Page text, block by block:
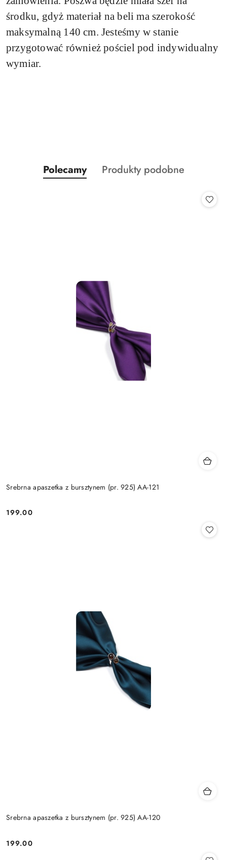
środku, gdyż materiał na beli ma szerokość
maksymalną 140 cm. Jesteśmy w stanie
przygotować również pościel pod indywidualny
wymiar.
Pomiń karuzelę produktów
Produkty
o
Polecamy
Produkty
Produkty podobne
Srebrna apaszetka z bursztynem (pr. 925) AA-121
Cena:
199.00
Srebrna apaszetka z bursztynem (pr. 925) AA-120
Cena:
199.00